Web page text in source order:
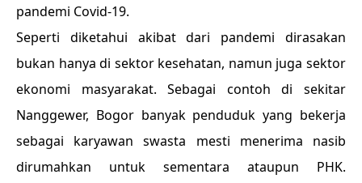
pandemi Covid-19.
Seperti diketahui akibat dari pandemi dirasakan
bukan hanya di sektor kesehatan, namun juga sektor
ekonomi masyarakat. Sebagai contoh di sekitar
Nanggewer, Bogor banyak penduduk yang bekerja
sebagai karyawan swasta mesti menerima nasib
dirumahkan untuk sementara ataupun PHK.